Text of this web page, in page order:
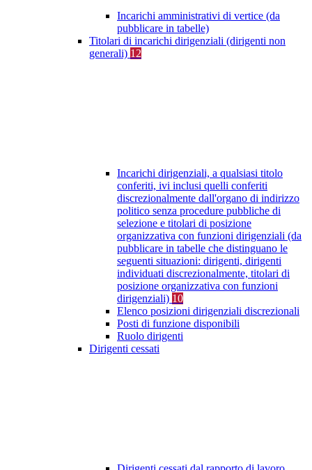
Incarichi amministrativi di vertice (da
pubblicare in tabelle)
Titolari di incarichi dirigenziali (dirigenti non
generali) 12
Incarichi dirigenziali, a qualsiasi titolo
conferiti, ivi inclusi quelli conferiti
discrezionalmente dall'organo di indirizzo
politico senza procedure pubbliche di
selezione e titolari di posizione
organizzativa con funzioni dirigenziali (da
pubblicare in tabelle che distinguano le
seguenti situazioni: dirigenti, dirigenti
individuati discrezionalmente, titolari di
posizione organizzativa con funzioni
dirigenziali) 10
Elenco posizioni dirigenziali discrezionali
Posti di funzione disponibili
Ruolo dirigenti
Dirigenti cessati